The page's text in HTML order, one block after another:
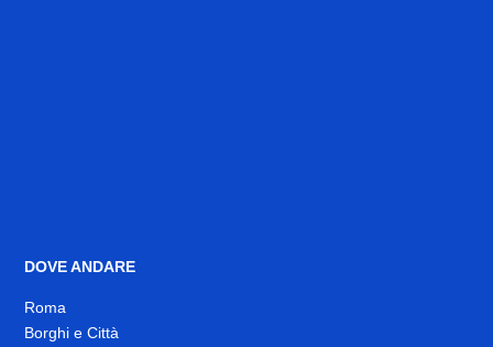
DOVE ANDARE
Roma
Borghi e Città